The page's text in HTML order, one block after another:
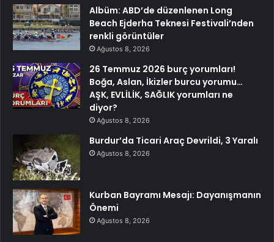
Albüm: ABD’de düzenlenen Long
Beach Ejderha Teknesi Festivali’nden
renkli görüntüler
Ağustos 8, 2026
26 Temmuz 2026 burç yorumları!
Boğa, Aslan, İkizler burcu yorumu…
AŞK, EVLİLİK, SAĞLIK yorumları ne
diyor?
Ağustos 8, 2026
Burdur’da Ticari Araç Devrildi, 3 Yaralı
Ağustos 8, 2026
Kurban Bayramı Mesajı: Dayanışmanın
Önemi
Ağustos 8, 2026